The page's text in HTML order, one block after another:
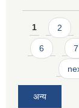
Pages
1 2
6 7
अन्य